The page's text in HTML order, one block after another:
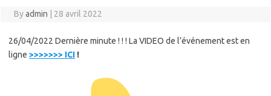
Byadmin 28 avril 2022
26/04/2022 Dernière minute ! ! ! La VIDEO de l’événement est en
ligne >>>>>>> ICI !